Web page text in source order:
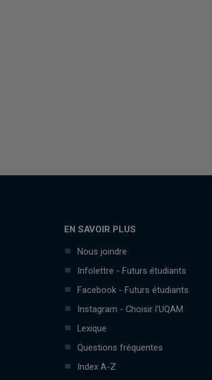
EN SAVOIR PLUS
Nous joindre
Infolettre - Futurs étudiants
Facebook - Futurs étudiants
Instagram - Choisir l'UQAM
Lexique
Questions fréquentes
Index A-Z